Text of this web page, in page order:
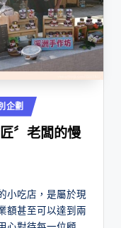
企劃
〞老闆的慢
小吃店，是屬於現
額甚至可以達到兩